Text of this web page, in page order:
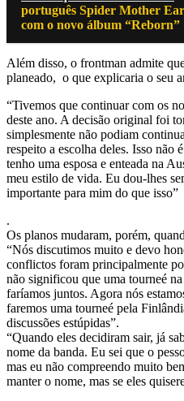
português Spider Mother
com o novo álbum “Reborn”
Além disso, o frontman admite
planeado, o que explicaria o seu
“Tivemos que continuar com os
deste ano. A decisão original foi
simplesmente não podiam
respeito a escolha deles. Isso não
tenho uma esposa e enteada na
meu estilo de vida. Eu dou-lhes
importante para mim do que isso”
.
Os planos mudaram, porém,
“Nós discutimos muito e devo
conflictos foram principalmente
não significou que uma tourneé
faríamos juntos. Agora nós
faremos uma tourneé pela
discussões estúpidas”.
“Quando eles decidiram sair, já
nome da banda. Eu sei que o
mas eu não compreendo muito
manter o nome, mas se eles